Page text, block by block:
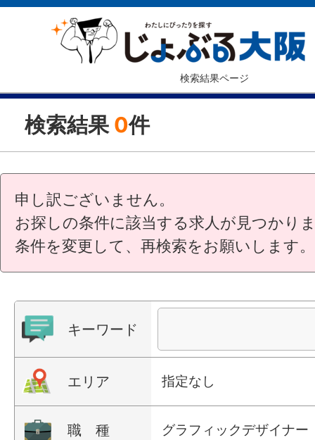
検索結果ページ
検索結果 0件
申し訳ございません。
お探しの条件に該当する求人が見つかり
条件を変更して、再検索をお願いします。
キーワード
エリア 指定なし
職 種 グラフィックデザイナー